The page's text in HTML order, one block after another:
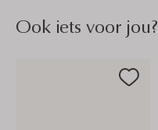
Ook iets voor jou?